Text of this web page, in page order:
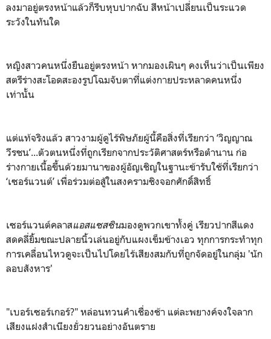
ลงมาอยู่ตรงหน้าแล้วก็รีบหุบปากฉับ สีหน้าเปลี่ยนเป็นระแวด
ระวังในทันใด
หญิงสาวคนหนึ่งยืนอยู่ตรงหน้า หากมองเผินๆ คงเห็นว่าเป็นเพียง
สตรีร่างสะโอดสะองรูปโฉมจับตาที่แต่งกายประหลาดคนหนึ่ง
เท่านั้น
แต่แท้จริงแล้ว สาวงามผู้ดูไร้พิษภัยผู้นี้คือสิ่งที่เรียกว่า ‘วิญญาณ
วีรชน’...ตัวตนหนึ่งที่ถูกเรียกจากประวัติศาสตร์หรือตำนาน ก่อ
ร่างกายเนื้อขึ้นด้วยมานาของผู้อัญเชิญในฐานะข้ารับใช้ที่เรียกว่า
‘เซอร์แวนต์’ เพื่อร่วมต่อสู้ในสงครามชิงจอกศักดิ์สิทธิ์
เซอร์แวนต์คลาสแอสแซสซินมองดูพวกเขาทั้งคู่ เรียวปากสีแดง
สดคลี่ยิ้มขณะปลายนิ้วเล่นอยู่กับแผงเข็มข้างเอว ทุกการกระทำทุก
การเคลื่อนไหวดูจะเป็นไปโดยไร้เสียงสมกับที่ถูกจัดอยู่ในกลุ่ม 'นัก
ลอบสังหาร'
"เบอร์เซอร์เกอร์?" หล่อนทวนคำเชื่องช้า แต่ละพยางค์จงใจลาก
เสียงแฝงสำเนียงยั่วยวนอย่างอันตราย